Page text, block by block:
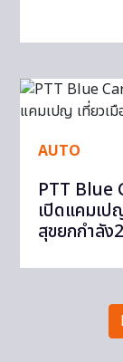
AUTO
PTT Blue
เปิดแคมเป
สุขยกกำลัง2